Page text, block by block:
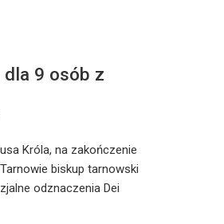
dla 9 osób z
Króla, na zakończenie
biskup tarnowski
odznaczenia Dei